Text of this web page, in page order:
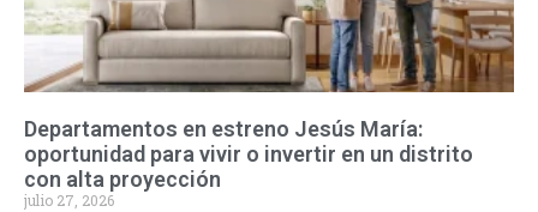
Departamentos en estreno Jesús María:
oportunidad para vivir o invertir en un distrito
con alta proyección
julio 27, 2026